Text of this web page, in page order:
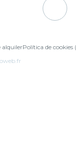
alquilerPolítica de cookies